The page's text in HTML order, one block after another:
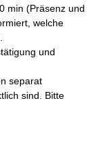
welche
separat
sind. Bitte